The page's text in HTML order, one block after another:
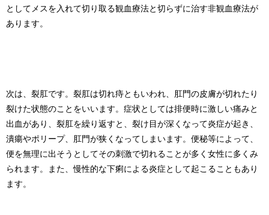
としてメスを入れて切り取る観血療法と切らずに治す非観血療法が
あります。
次は、裂肛です。裂肛は切れ痔ともいわれ、肛門の皮膚が切れたり
裂けた状態のことをいいます。症状としては排便時に激しい痛みと
出血があり、裂肛を繰り返すと、裂け目が深くなって炎症が起き、
潰瘍やポリープ、肛門が狭くなってしまいます。便秘等によって、
便を無理に出そうとしてその刺激で切れることが多く女性に多くみ
られます。また、慢性的な下痢による炎症として起こることもあり
ます。